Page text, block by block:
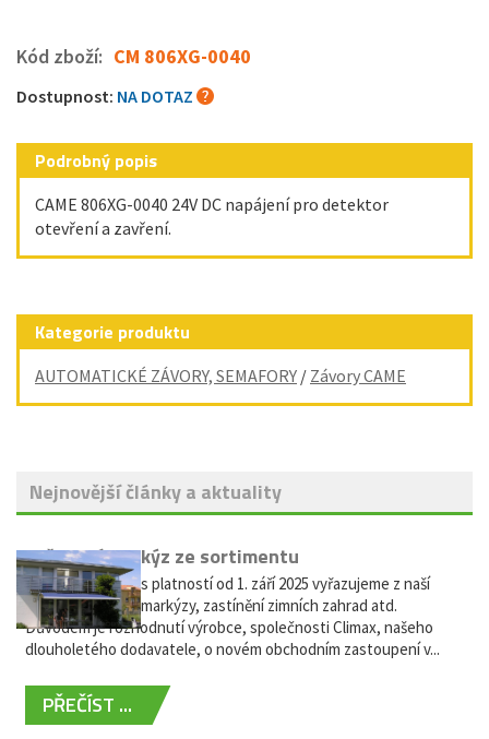
Kód zboží: CM 806XG-0040
Dostupnost: NA DOTAZ
Podrobný popis
CAME 806XG-0040 24V DC napájení pro detektor
otevření a zavření.
Kategorie produktu
AUTOMATICKÉ ZÁVORY, SEMAFORY / Závory CAME
Nejnovější články a aktuality
Vyřazení markýz ze sortimentu
Vážení zákazníci, s platností od 1. září 2025 vyřazujeme z naší
nabídky výsuvné markýzy, zastínění zimních zahrad atd.
Důvodem je rozhodnutí výrobce, společnosti Climax, našeho
dlouholetého dodavatele, o novém obchodním zastoupení v...
PŘEČÍST ...